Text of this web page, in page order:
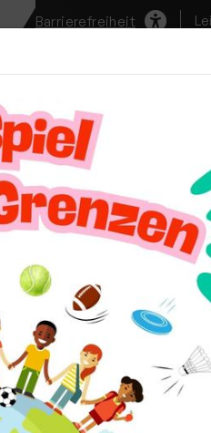
Barrierefreiheit
2026